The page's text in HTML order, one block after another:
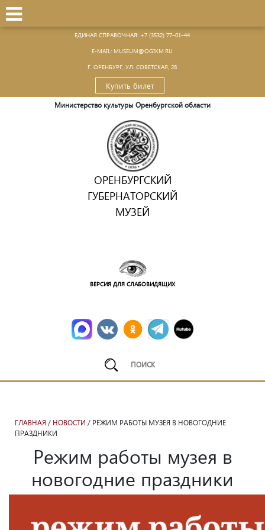
ЕДИНАЯ СПРАВОЧНАЯ: +7 (3532) 77–01–44
Е-MAIL: MUSEUM@OGIKM.RU
Г. ОРЕНБУРГ, УЛ. СОВЕТСКАЯ, 28
Купить билет
Министерство культуры Оренбургской области
ОРЕНБУРГСКИЙ
ГУБЕРНАТОРСКИЙ
МУЗЕЙ
ВЕРСИЯ ДЛЯ СЛАБОВИДЯЩИХ
ГЛАВНАЯ / НОВОСТИ / РЕЖИМ РАБОТЫ МУЗЕЯ В НОВОГОДНИЕ
ПРАЗДНИКИ
Режим работы музея в
новогодние праздники